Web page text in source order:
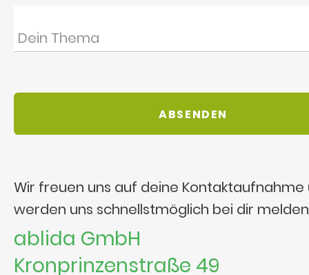
Wir freuen uns auf deine Kontaktaufnahme
werden uns schnellstmöglich bei dir
ablida GmbH
Kronprinzenstraße 49